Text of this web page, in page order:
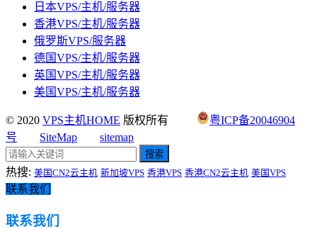
日本VPS/主机/服务器
香港VPS/主机/服务器
俄罗斯VPS/服务器
德国VPS/主机/服务器
英国VPS/主机/服务器
美国VPS/主机/服务器
© 2020 VPS主机HOME 版权所有
粤ICP备20046904
号
SiteMap sitemap
搜索
热搜: 美国CN2云主机 新加坡VPS 香港VPS 香港CN2云主机 美国VPS
联系我们
联系我们